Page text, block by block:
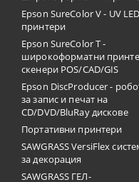
Epson SureColor V - UV LED
принтери
Epson SureColor T -
широкоформатни
скенери POS/CAD/GIS
Epson DiscProducer -
за запис и печат на
CD/DVD/BluRay дискове
Портативни принтери
SAWGRASS VersiFlex
за декорация
SAWGRASS ГЕЛ-